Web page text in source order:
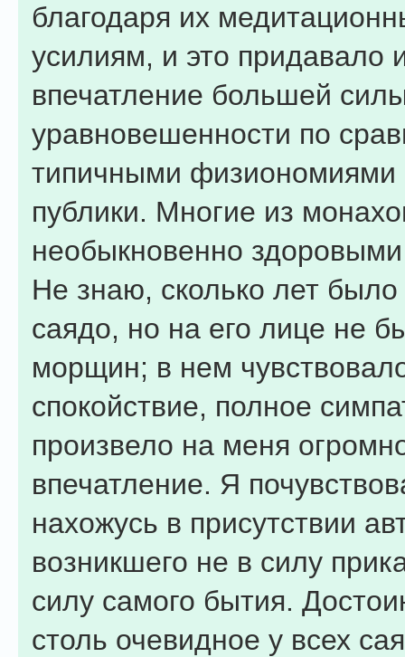
благодаря их
усилиям, и это придавало
впечатление большей
уравновешенности по
типичными физиономиями
публики. Многие из
необыкновенно
Не знаю, сколько лет
саядо, но на его лице не
морщин; в нем
спокойствие, полное
произвело на меня
впечатление. Я
нахожусь в присутствии
возникшего не в силу
силу самого бытия.
столь очевидное у всех